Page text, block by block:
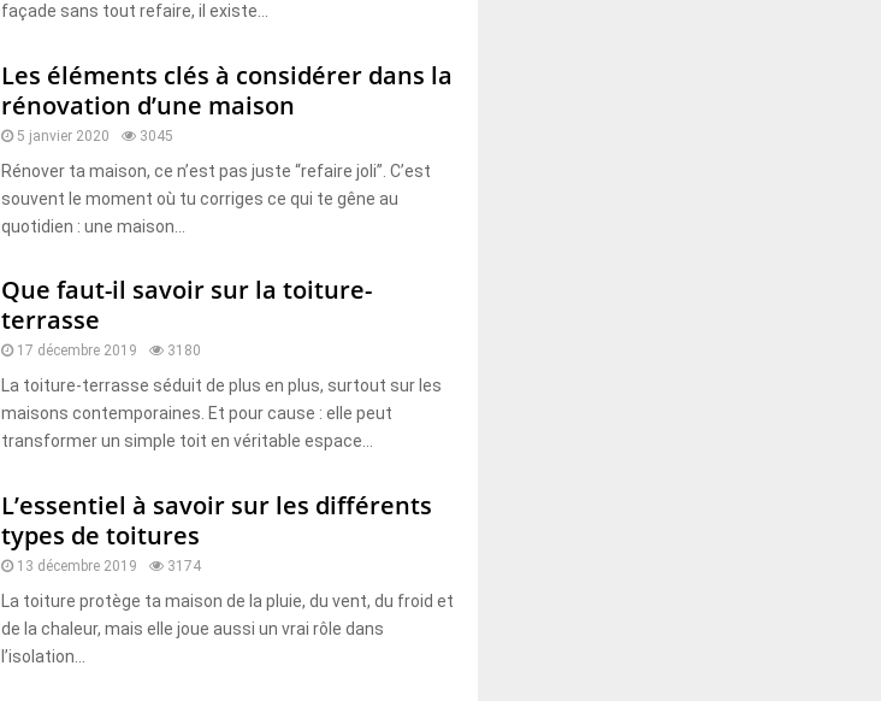
façade sans tout refaire, il existe...
Les éléments clés à considérer dans la
rénovation d’une maison
5 janvier 2020 3045
Rénover ta maison, ce n’est pas juste “refaire joli”. C’est
souvent le moment où tu corriges ce qui te gêne au
quotidien : une maison...
Que faut-il savoir sur la toiture-
terrasse
17 décembre 2019 3180
La toiture-terrasse séduit de plus en plus, surtout sur les
maisons contemporaines. Et pour cause : elle peut
transformer un simple toit en véritable espace...
L’essentiel à savoir sur les différents
types de toitures
13 décembre 2019 3174
La toiture protège ta maison de la pluie, du vent, du froid et
de la chaleur, mais elle joue aussi un vrai rôle dans
l’isolation...